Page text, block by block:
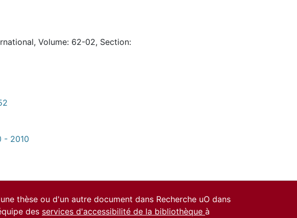
Volume: 62-02, Section:
- 2010
thèse ou d'un autre document dans Recherche uO dans
des services d'accessibilité de la bibliothèque à